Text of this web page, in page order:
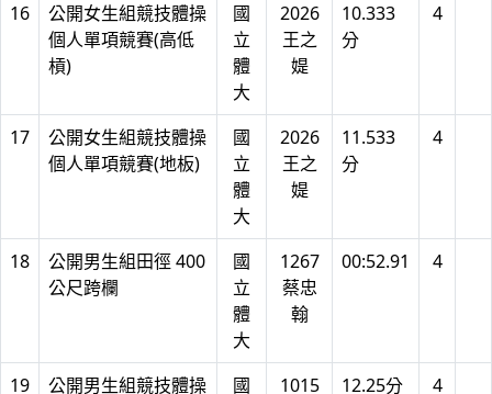
16
公開女生組競技體操
個人單項競賽(高低
槓)
國
立
體
大
2026
王之
媞
10.333
分
4
17
公開女生組競技體操
個人單項競賽(地板)
國
立
體
大
2026
王之
媞
11.533
分
4
18
公開男生組田徑 400
公尺跨欄
國
立
體
大
1267
蔡忠
翰
00:52.91 4
19 公開男生組競技體操 國 1015 12.25分 4